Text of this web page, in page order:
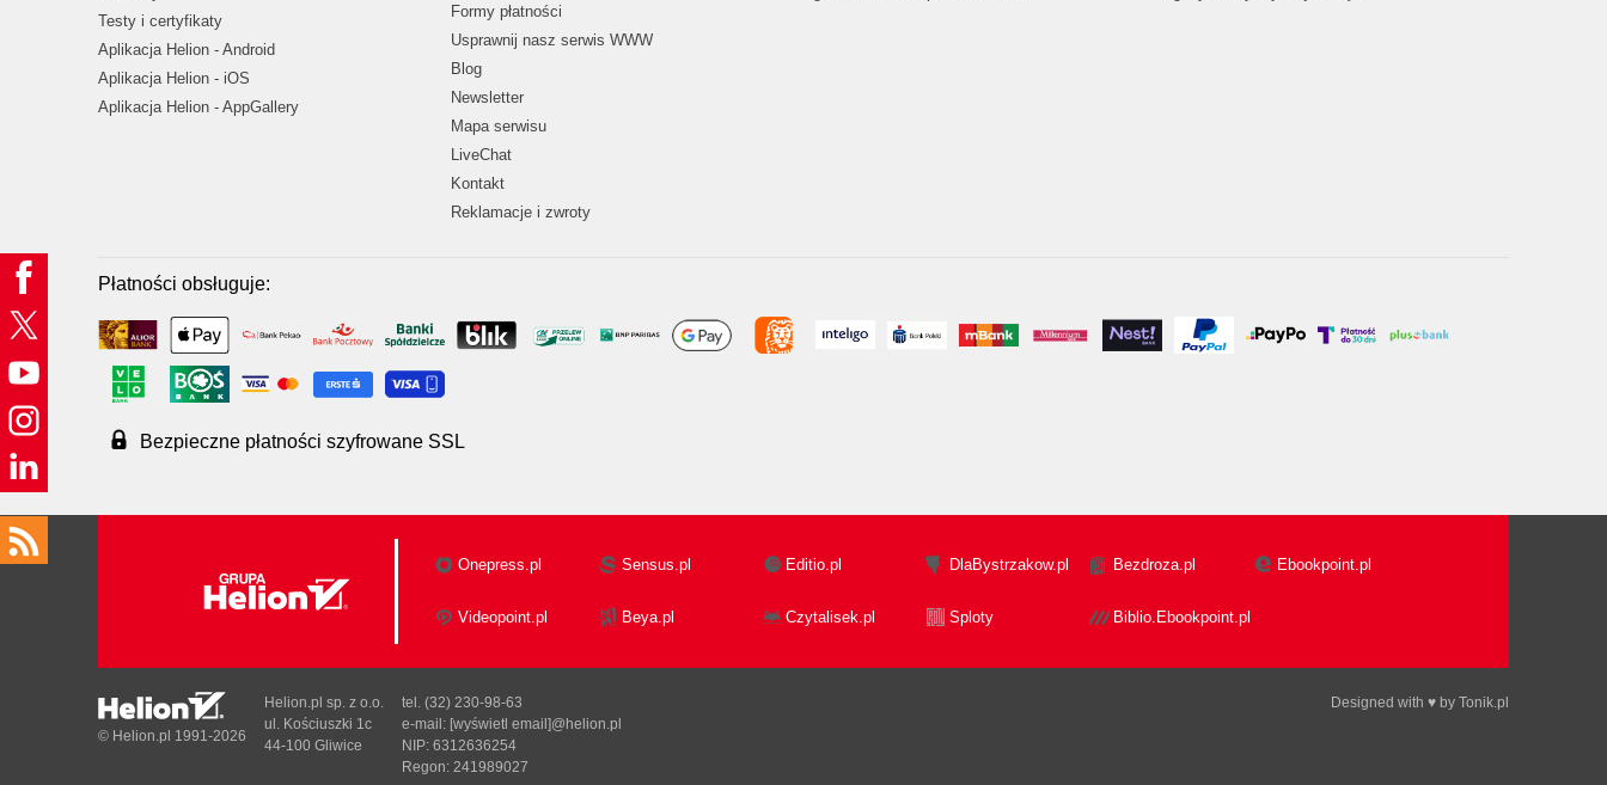
Testy i certyfikaty
Aplikacja Helion - Android
Aplikacja Helion - iOS
Aplikacja Helion - AppGallery
Formy płatności
Usprawnij nasz serwis WWW
Blog
Newsletter
Mapa serwisu
LiveChat
Kontakt
Reklamacje i zwroty
Płatności obsługuje:
Bezpieczne płatności szyfrowane SSL
Onepress.pl Sensus.pl Editio.pl DlaBystrzakow.pl Bezdroza.pl Ebookpoint.pl
Videopoint.pl Beya.pl Czytalisek.pl Sploty Biblio.Ebookpoint.pl
Designed with ♥ by Tonik.pl
© Helion.pl 1991-2026
Helion.pl sp. z o.o.
ul. Kościuszki 1c
44-100 Gliwice
tel. (32) 230-98-63
e-mail: [wyświetl email]@helion.pl
NIP: 6312636254
Regon: 241989027